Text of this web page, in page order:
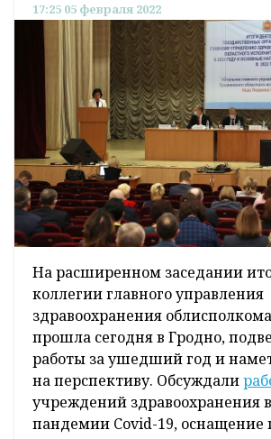
17:25 05 февраля 2022
На расширенном заседании
коллегии главного управления
здравоохранения
прошла сегодня в Гродно,
работы за ушедший год и
на перспективу. Обсуждали
учреждений здравоохранения
пандемии Covid-19,